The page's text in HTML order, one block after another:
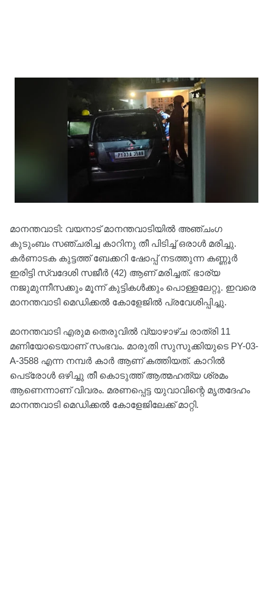
മാനന്തവാടി: വയനാട് മാനന്തവാടിയിൽ അഞ്ചംഗ
കുടുംബം സഞ്ചരിച്ച കാറിനു തീ പിടിച്ച് ഒരാൾ മരിച്ചു.
കർണാടക കുട്ടത്ത് ബേക്കറി ഷോപ്പ് നടത്തുന്ന കണ്ണൂർ
ഇരിട്ടി സ്വദേശി സജീർ (42) ആണ് മരിച്ചത്. ഭാര്യ
നജുമുന്നീസക്കും മൂന്ന് കുട്ടികൾക്കും പൊള്ളലേറ്റു. ഇവരെ
മാനന്തവാടി മെഡിക്കൽ കോളേജിൽ പ്രവേശിപ്പിച്ചു.
മാനന്തവാടി എരുമ തെരുവിൽ വ്യാഴാഴ്ച രാത്രി 11
മണിയോടെയാണ് സംഭവം. മാരുതി സുസുക്കിയുടെ PY-03-
A-3588 എന്ന നമ്പർ കാർ ആണ് കത്തിയത്. കാറിൽ
പെട്രോൾ ഒഴിച്ചു തീ കൊടുത്ത് ആത്മഹത്യ ശ്രമം
ആണെന്നാണ് വിവരം. മരണപ്പെട്ട യുവാവിന്റെ മൃതദേഹം
മാനന്തവാടി മെഡിക്കൽ കോളേജിലേക്ക് മാറ്റി.